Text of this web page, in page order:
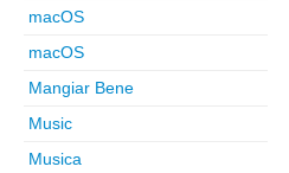
macOS
macOS
Mangiar Bene
Music
Musica